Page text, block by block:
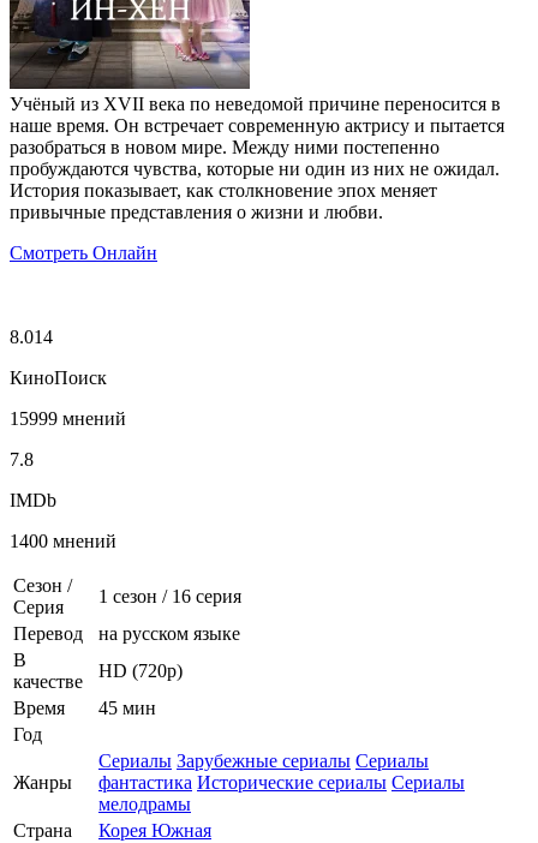
Учёный из XVII века по неведомой причине переносится в
наше время. Он встречает современную актрису и пытается
разобраться в новом мире. Между ними постепенно
пробуждаются чувства, которые ни один из них не ожидал.
История показывает, как столкновение эпох меняет
привычные представления о жизни и любви.
Смотреть Онлайн
8.014
КиноПоиск
15999 мнений
7.8
IMDb
1400 мнений
Сезон /
Серия
1 сезон / 16 серия
Перевод
на русском языке
В
качестве
HD (720p)
Время
45 мин
Год
Жанры
Сериалы Зарубежные сериалы Сериалы
фантастика Исторические сериалы Сериалы
мелодрамы
Страна
Корея Южная